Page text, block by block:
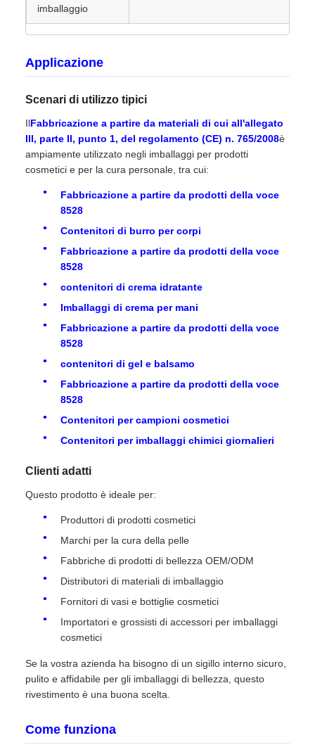
imballaggio
Applicazione
Scenari di utilizzo tipici
IlFabbricazione a partire da materiali di cui all'allegato
III, parte II, punto 1, del regolamento (CE) n. 765/2008è
ampiamente utilizzato negli imballaggi per prodotti
cosmetici e per la cura personale, tra cui:
Fabbricazione a partire da prodotti della voce
8528
Contenitori di burro per corpi
Fabbricazione a partire da prodotti della voce
8528
contenitori di crema idratante
Imballaggi di crema per mani
Fabbricazione a partire da prodotti della voce
8528
contenitori di gel e balsamo
Fabbricazione a partire da prodotti della voce
8528
Contenitori per campioni cosmetici
Contenitori per imballaggi chimici giornalieri
Clienti adatti
Questo prodotto è ideale per:
Produttori di prodotti cosmetici
Marchi per la cura della pelle
Fabbriche di prodotti di bellezza OEM/ODM
Distributori di materiali di imballaggio
Fornitori di vasi e bottiglie cosmetici
Importatori e grossisti di accessori per imballaggi
cosmetici
Se la vostra azienda ha bisogno di un sigillo interno sicuro,
pulito e affidabile per gli imballaggi di bellezza, questo
rivestimento è una buona scelta.
Come funziona